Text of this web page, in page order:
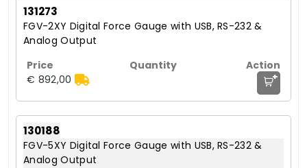
131273
FGV-2XY Digital Force Gauge with USB, RS-232 &
Analog Output
€ 892,00 +
130188
FGV-5XY Digital Force Gauge with USB, RS-232 &
Analog Output